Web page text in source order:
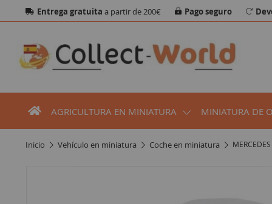
Entrega gratuita a partir de 200€ Pago seguro
AGRICULTURA EN MINIATURA MINIATURA DE
inicio vehículo en miniatura coche en miniatura